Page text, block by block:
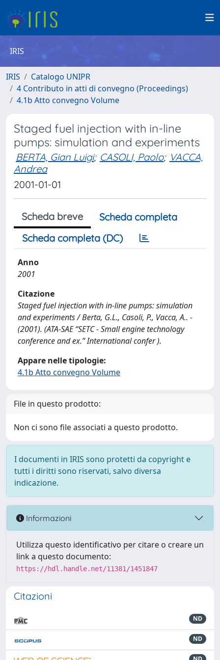
IRIS
IRIS
Catalogo UNIPR
4 Contributo in atti di convegno (Proceedings)
4.1b Atto convegno Volume
Staged fuel injection with in-line
pumps: simulation and experiments
BERTA, Gian Luigi; CASOLI, Paolo; VACCA,
Andrea
2001-01-01
Scheda breve
Scheda completa
Scheda completa (DC)
Anno
2001
Citazione
Staged fuel injection with in-line pumps: simulation
and experiments / Berta, G.L., Casoli, P., Vacca, A.. -
(2001). (ATA-SAE “SETC - Small engine technology
conference and ex.” International confer ).
Appare nelle tipologie:
4.1b Atto convegno Volume
File in questo prodotto:
Non ci sono file associati a questo prodotto.
I documenti in IRIS sono protetti da copyright e
tutti i diritti sono riservati, salvo diversa
indicazione.
Informazioni
Utilizza questo identificativo per citare o creare un
link a questo documento:
https://hdl.handle.net/11381/1451847
Citazioni
ND
ND